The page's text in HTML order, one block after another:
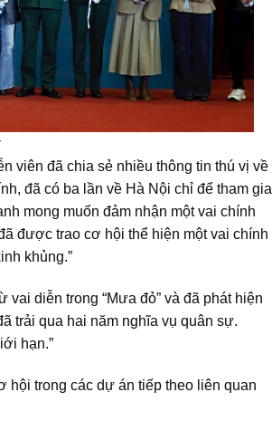
viên đã chia sẻ nhiều thông tin thú vị về
đã có ba lần về Hà Nội chỉ để tham gia
mong muốn đảm nhận một vai chính
được trao cơ hội thể hiện một vai chính
khủng.”
diễn trong “Mưa đỏ” và đã phát hiện
trải qua hai năm nghĩa vụ quân sự.
hạn.”
hội trong các dự án tiếp theo liên quan